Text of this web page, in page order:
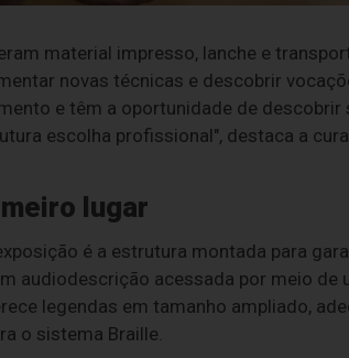
material impresso, lanche e
novas técnicas e descobrir
e têm a oportunidade de descobrir
escolha profissional", destaca a
lugar
é a estrutura montada para
audiodescrição acessada por meio de
legendas em tamanho ampliado,
o sistema Braille.